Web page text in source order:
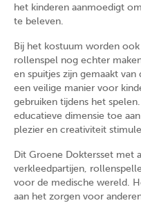
het kinderen aanmoedigt
te beleven.
Bij het kostuum worden
rollenspel nog echter
en spuitjes zijn gemaakt
een veilige manier voor
gebruiken tijdens het
educatieve dimensie toe
plezier en creativiteit
Dit Groene Doktersset met
verkleedpartijen,
voor de medische wereld.
aan het zorgen voor